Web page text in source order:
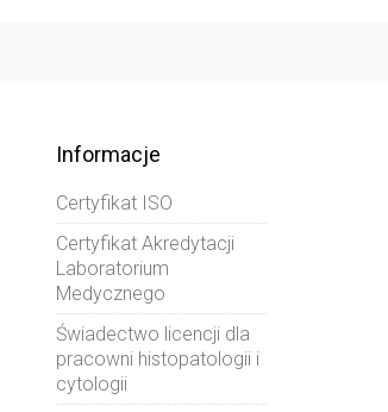
Informacje
Certyfikat ISO
Certyfikat Akredytacji
Laboratorium
Medycznego
Świadectwo licencji dla
pracowni histopatologii i
cytologii